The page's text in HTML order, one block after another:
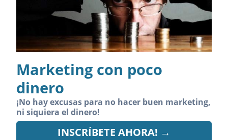
Marketing con poco
dinero
¡No hay excusas para no hacer buen marketing,
ni siquiera el dinero!
INSCRÍBETE AHORA! →